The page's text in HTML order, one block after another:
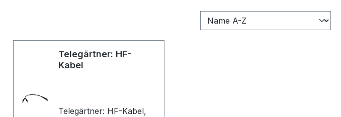
Telegärtner: HF-
Kabel
Telegärtner: HF-Kabel,